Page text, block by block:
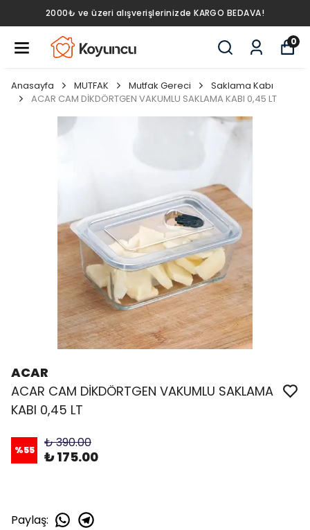
2000₺ ve üzeri alışverişlerinizde KARGO BEDAVA!
0
Anasayfa MUTFAK Mutfak Gereci
Saklama Kabı
ACAR CAM DİKDÖRTGEN VAKUMLU SAKLAMA KABI 0,45 LT
ACAR
ACAR CAM DİKDÖRTGEN VAKUMLU SAKLAMA
KABI 0,45 LT
%55 ₺ 390.00
₺ 175.00
Paylaş: